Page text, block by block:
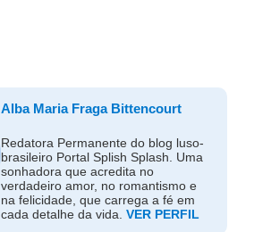
Alba Maria Fraga Bittencourt
Redatora Permanente do blog luso-
brasileiro Portal Splish Splash. Uma
sonhadora que acredita no
verdadeiro amor, no romantismo e
na felicidade, que carrega a fé em
cada detalhe da vida. VER PERFIL